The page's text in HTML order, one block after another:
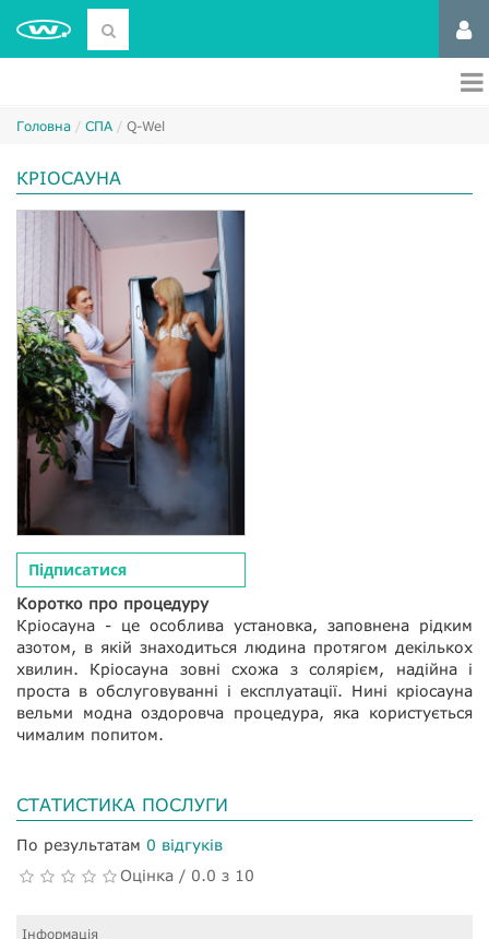
Головна СПА Q-Wel
КРІОСАУНА
Підписатися
Коротко про процедуру
Кріосауна - це особлива установка, заповнена рідким
азотом, в якій знаходиться людина протягом декількох
хвилин. Кріосауна зовні схожа з солярієм, надійна і
проста в обслуговуванні і експлуатації. Нині кріосауна
вельми модна оздоровча процедура, яка користується
чималим попитом.
СТАТИСТИКА ПОСЛУГИ
По результатам 0 відгуків
Оцінка / 0.0 з 10
Інформація